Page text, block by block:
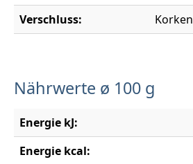
Verschluss:
Korken
Nährwerte ø 100 g
Energie kJ:
Energie kcal: